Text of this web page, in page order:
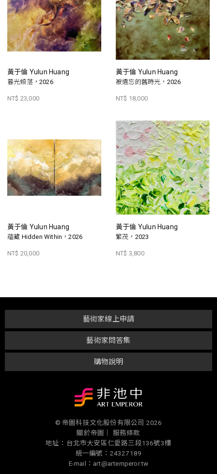
黃于倫 Yulun Huang
暮光傾落，2026
NT$ 23,000
黃于倫 Yulun Huang
被遺忘的舊時光，2026
NT$ 18,000
黃于倫 Yulun Huang
蘊藏 Hidden Within，2026
NT$ 20,000
黃于倫 Yulun Huang
繁茂，2023
NT$ 3,800
購物說明
藝術家問答集
藝術家線上申請
© 帝圖科技文化股份有限公司 2026
關於帝圖｜
服務條款
地址：台北市大安區仁愛路三段136號3樓
統一編號：24327189
E-mail：art@artemperor.tw